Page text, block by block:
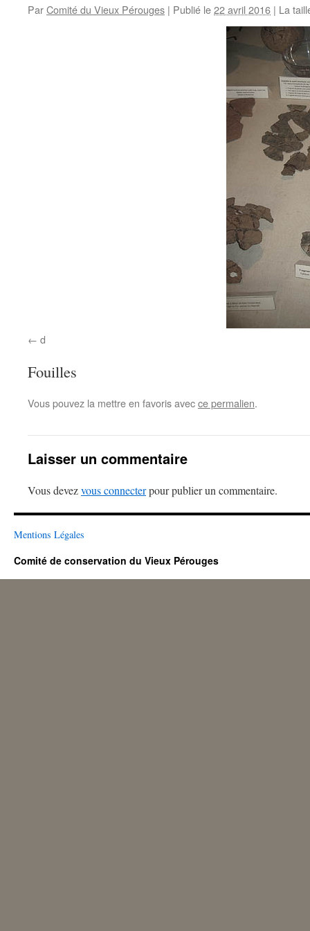
ParComité du Vieux Pérouges | Publié le22 avril 2016 | La
d
Fouilles
Vous pouvez la mettre en favoris avecce permalien.
Laisser un commentaire
Vous devezvous connecterpour publier un commentaire.
Mentions Légales
Comité de conservation du Vieux Pérouges